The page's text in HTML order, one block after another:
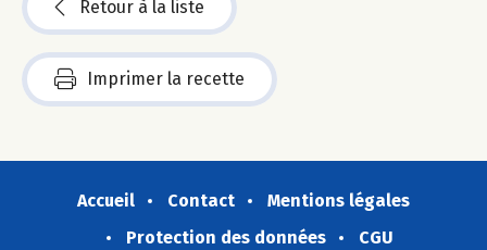
Retour à la liste
Imprimer la recette
Accueil Contact
Mentions légales
Protection des données
CGU